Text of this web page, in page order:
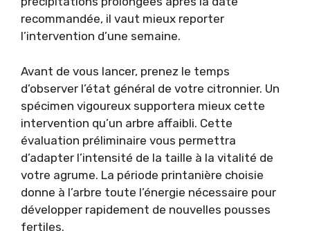
recommandée, il vaut mieux reporter
l’intervention d’une semaine.
Avant de vous lancer, prenez le temps
d’observer l’état général de votre citronnier. Un
spécimen vigoureux supportera mieux cette
intervention qu’un arbre affaibli. Cette
évaluation préliminaire vous permettra
d’adapter l’intensité de la taille à la vitalité de
votre agrume. La période printanière choisie
donne à l’arbre toute l’énergie nécessaire pour
développer rapidement de nouvelles pousses
fertiles.